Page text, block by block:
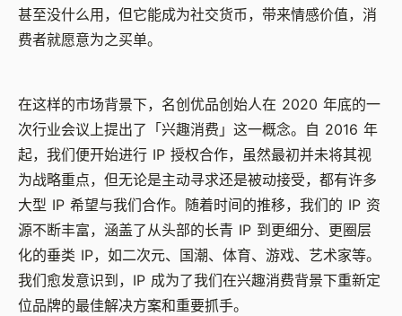
甚至没什么用，但它能成为社交货币，带来情感价值，消
费者就愿意为之买单。
在这样的市场背景下，名创优品创始人在 2020 年底的一
次行业会议上提出了「兴趣消费」这一概念。自 2016 年
起，我们便开始进行 IP 授权合作，虽然最初并未将其视
为战略重点，但无论是主动寻求还是被动接受，都有许多
大型 IP 希望与我们合作。随着时间的推移，我们的 IP 资
源不断丰富，涵盖了从头部的长青 IP 到更细分、更圈层
化的垂类 IP，如二次元、国潮、体育、游戏、艺术家等。
我们愈发意识到，IP 成为了我们在兴趣消费背景下重新定
位品牌的最佳解决方案和重要抓手。